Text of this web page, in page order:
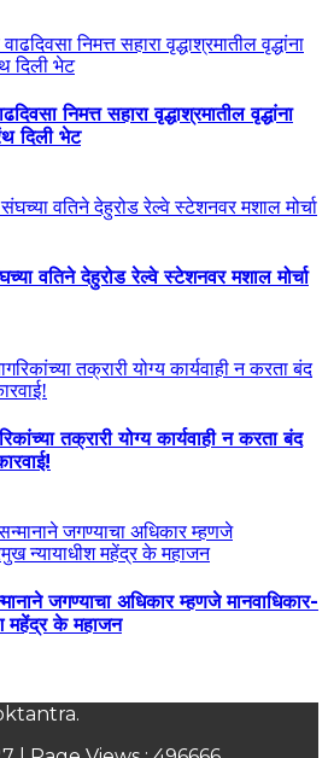
निमत्त सहारा वृद्धाश्रमातील वृद्धांना
दिली भेट
वतिने देहुरोड रेल्वे स्टेशनवर मशाल मोर्चा
तक्रारी योग्य कार्यवाही न करता बंद
जगण्याचा अधिकार म्हणजे मानवाधिकार-
महेंद्र के महाजन